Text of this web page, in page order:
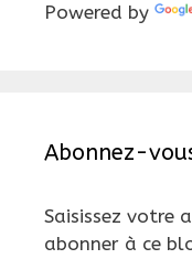
Powered by
Abonnez-
Saisissez votre
abonner à ce